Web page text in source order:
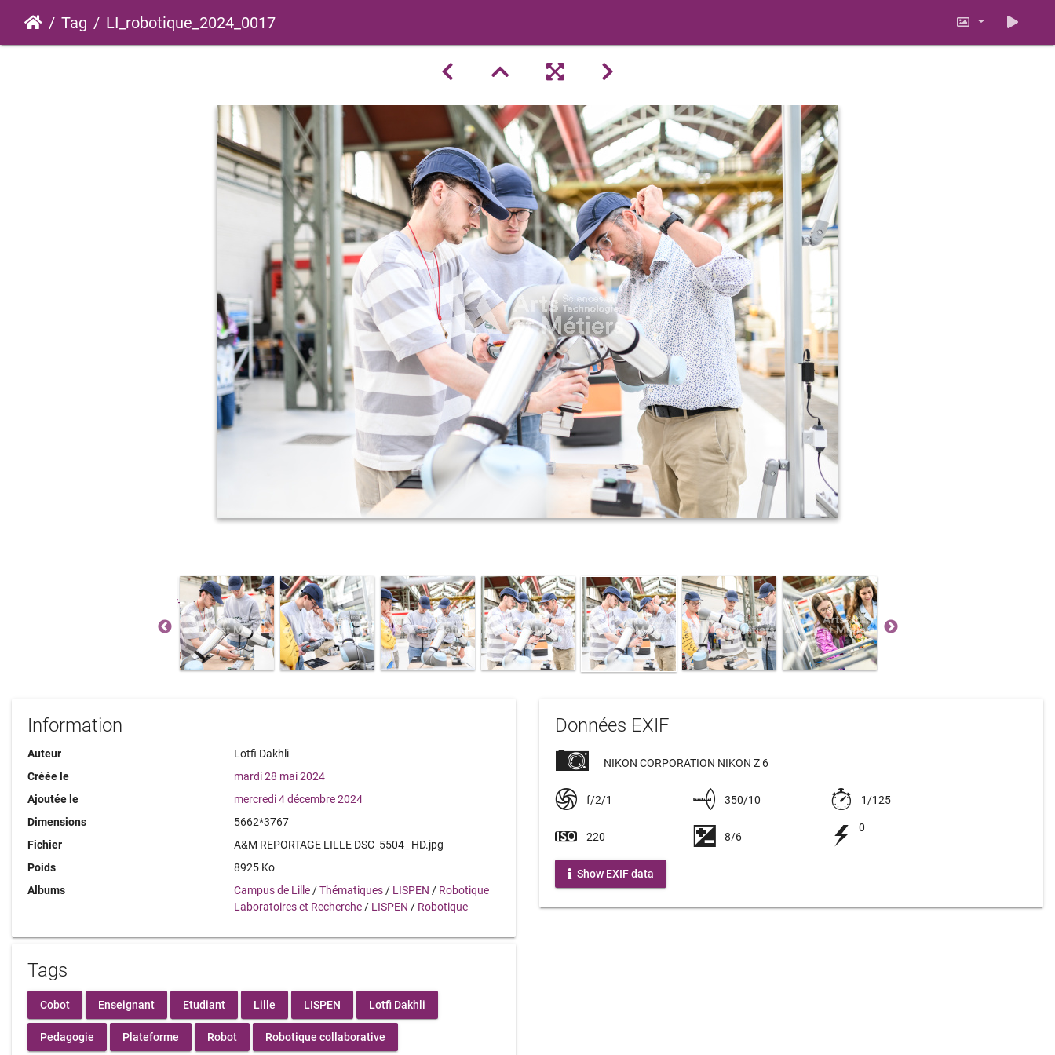
Tag LI_robotique_2024_0017
Information
Auteur
Lotfi Dakhli
Créée le
mardi 28 mai 2024
Ajoutée le
mercredi 4 décembre 2024
Dimensions
5662*3767
Fichier
A&M REPORTAGE LILLE DSC_5504_ HD.jpg
Poids
8925 Ko
Albums
Campus de Lille /Thématiques / LISPEN / Robotique
Laboratoires et Recherche / LISPEN / Robotique
Tags
Cobot Enseignant Etudiant Lille LISPEN Lotfi Dakhli
Pedagogie Plateforme Robot Robotique collaborative
Données EXIF
NIKON CORPORATION NIKON Z 6
f/2/1 350/10 1/125
220 8/6
0
Show EXIF data